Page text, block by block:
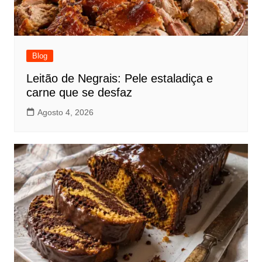
Blog
Leitão de Negrais: Pele estaladiça e
carne que se desfaz
Agosto 4, 2026